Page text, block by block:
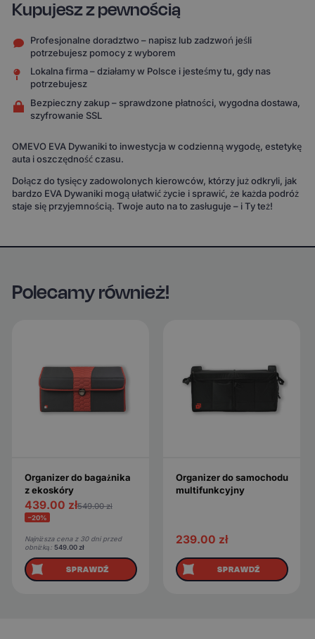
Kupujesz z pewnością
Profesjonalne doradztwo – napisz lub zadzwoń jeśli
potrzebujesz pomocy z wyborem
Lokalna firma – działamy w Polsce i jesteśmy tu, gdy nas
potrzebujesz
Bezpieczny zakup – sprawdzone płatności, wygodna dostawa,
szyfrowanie SSL
OMEVO EVA Dywaniki to inwestycja w codzienną wygodę, estetykę
auta i oszczędność czasu.
Dołącz do tysięcy zadowolonych kierowców, którzy już odkryli, jak
bardzo EVA Dywaniki mogą ułatwić życie i sprawić, że każda podróż
staje się przyjemnością. Twoje auto na to zasługuje – i Ty też!
Polecamy również!
Organizer do bagażnika
z ekoskóry
439.00 zł549.00zł
−20%
Najniższa cena z 30 dni przed
obniżką: 549.00zł
SPRAWDŹ
Organizer do samochodu
multifunkcyjny
239.00 zł
SPRAWDŹ